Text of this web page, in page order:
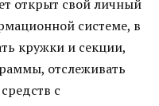
открыт свой личный
системе, в
кружки и секции,
отслеживать
с